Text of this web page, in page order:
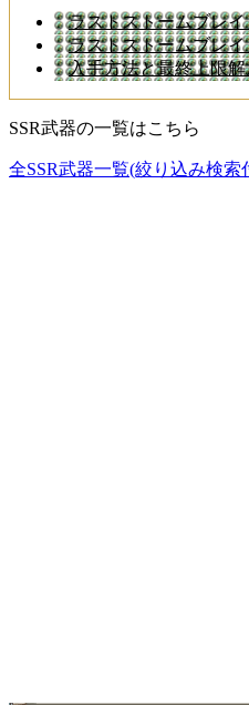
ラストストームブレ
ラストストームブレ
入手方法と最終上限
SSR武器の一覧はこちら
全SSR武器一覧(絞り込み検索